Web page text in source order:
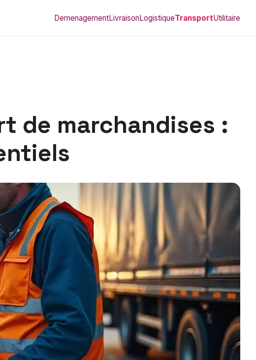
DemenagementLivraisonLogistiqueTransportUtilitaire
de marchandises :